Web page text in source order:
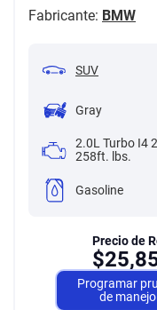
Fabricante: BMW
SUV
Gray
2.0L Turbo I4
258ft. lbs.
Gasoline
Precio de
$
Programar
de manejo